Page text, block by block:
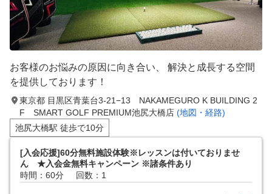
お客様のお悩みの原因に向き合い、 解決と成長する空間
を提供しております！
東京都 目黒区青葉台3-21−13 NAKAMEGURO K BUILDING 2
F SMART GOLF PREMIUM池尻大橋店 (地図・経路)
池尻大橋駅 徒歩で10分
[入会応援]60分無料施設体験※レッスンは付いておりませ
ん ★入会金無料キャンペーン ※諸条件あり
時間：60分
回数：1